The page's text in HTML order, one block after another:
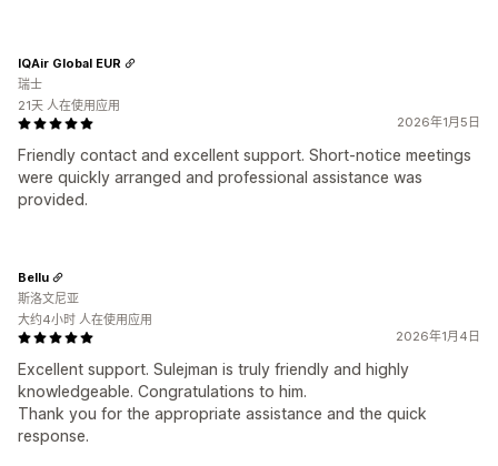
2026年1月5日
Friendly contact and excellent support. Short-notice meetings
were quickly arranged and professional assistance was
provided.
IQAir Global EUR
瑞士
21天 人在使用应用
2026年1月4日
Excellent support. Sulejman is truly friendly and highly
knowledgeable. Congratulations to him.
Thank you for the appropriate assistance and the quick
response.
Bellu
斯洛文尼亚
大约4小时 人在使用应用